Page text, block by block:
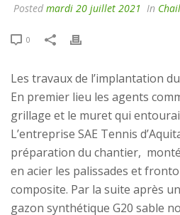
Posted mardi 20 juillet 2021 In
0
Les travaux de l’implantation
En premier lieu les agents
grillage et le muret qui
L’entreprise SAE Tennis
préparation du chantier,
en acier les palissades et
composite. Par la suite après
gazon synthétique G20 sable